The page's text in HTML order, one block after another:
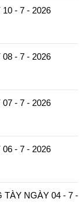
- 7 - 2026
- 7 - 2026
- 7 - 2026
- 7 - 2026
TÀY NGÀY 04 - 7 -